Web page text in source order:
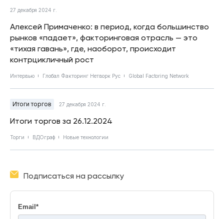
27 декабря 2024 г.
Алексей Примаченко: в период, когда большинство
рынков «падает», факторинговая отрасль — это
«тихая гавань», где, наоборот, происходит
контрцикличный рост
Интервью Глобал Факторинг Нетворк Рус Global Factoring Network
Итоги торгов 27 декабря 2024 г.
Итоги торгов за 26.12.2024
Торги ВДОграф Новые технологии
Подписаться на рассылку
Email *